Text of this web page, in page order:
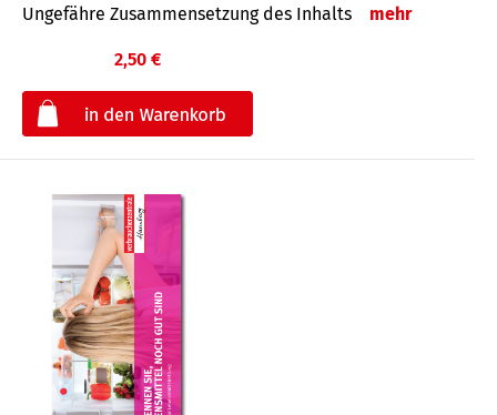
Ungefähre Zusammensetzung des Inhalts mehr
2,50 €